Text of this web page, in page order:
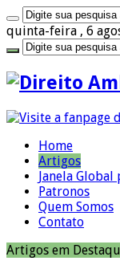
quinta-feira , 6
Home
Artigos
Janela
Patronos
Quem Somos
Contato
Artigos em